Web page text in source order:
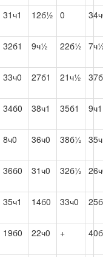
31ч1 12б½ 0
32б1 9ч½ 22б½
33ч0 27б1 21ч½
34б0 38ч1 35б1 9ч1
8ч0 36ч0 38б½
36б0 31ч0 32б½
35ч1 14б0 33ч0
19б0 22ч0 +